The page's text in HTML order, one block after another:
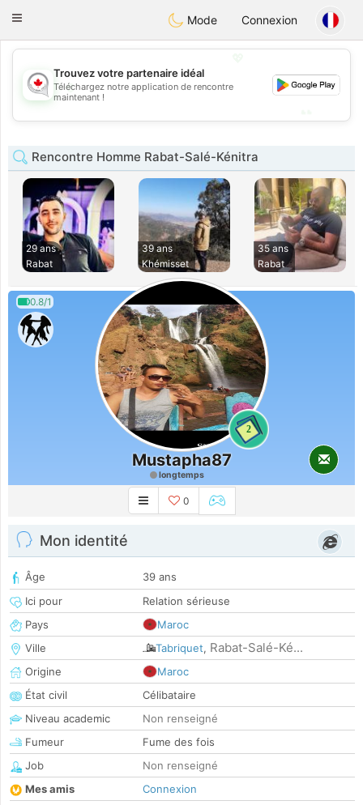
CANADIAN chat
Toggle
Mode Connexion
💖
💕
Trouvez votre partenaire idéal
Téléchargez notre application de rencontre
maintenant !
Rencontre Homme Rabat-Salé-Kénitra
29 ans
Rabat
39 ans
Khémisset
35 ans
Rabat
0.8/1
2
Mustapha87
longtemps
0
Mon identité
Âge
39 ans
Ici pour
Relation sérieuse
Pays
Maroc
Ville
Tabriquet, Rabat-Salé-Ké...
Origine
Maroc
État civil
Célibataire
Niveau academic
Non renseigné
Fumeur
Fume des fois
Job
Non renseigné
Mes amis
Connexion